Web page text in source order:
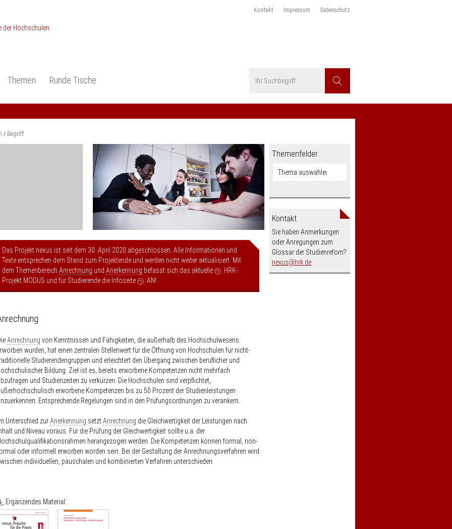
Kontakt Impressum Datenschutz
Suchen
Themen
Studieneingangsphase
Studienqualität
Praxisbezüge
Runde Tische
Anerkennung
wissenschaften
Begriff
Das Projekt nexus ist seit dem 30. April 2020 abgeschlossen. Alle Informationen und
Texte entsprechen dem Stand zum Projektende und werden nicht weiter aktualisiert. Mit
dem Themenbereich Anrechnung und Anerkennung befasst sich das aktuelle
HRK-
Projekt MODUS und für Studierende die Infoseite AN!
Anrechnung von Kenntnissen und Fähigkeiten, die außerhalb des Hochschulwesens
wurden, hat einen zentralen Stellenwert für die Öffnung von Hochschulen für nicht-
Studierendengruppen und erleichtert den Übergang zwischen beruflicher und
Bildung. Ziel ist es, bereits erworbene Kompetenzen nicht mehrfach
und Studienzeiten zu verkürzen. Die Hochschulen sind verpflichtet,
erworbene Kompetenzen bis zu 50 Prozent der Studienleistungen
Entsprechende Regelungen sind in den Prüfungsordnungen zu verankern.
Unterschied zurAnerkennung setztAnrechnung die Gleichwertigkeit der Leistungen nach
und Niveau voraus. Für die Prüfung der Gleichwertigkeit sollte u.a. der
herangezogen werden. Die Kompetenzen können formal, non-
oder informell erworben worden sein. Bei der Gestaltung der Anrechnungsverfahren wird
individuellen, pauschalen und kombinierten Verfahren unterschieden.
Ergänzendes Material:
Themenfelder
Kontakt
Sie haben Anmerkungen
oder Anregungen zum
Glossar der Studienrefom?
nexus
nospam-
hrk.de